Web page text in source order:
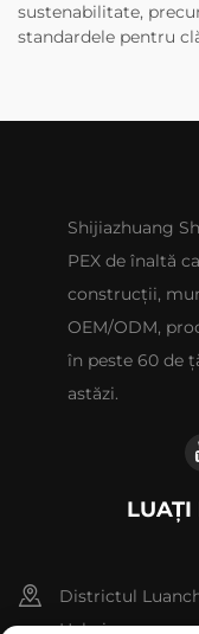
sustenabilitate,
standardele pentru
Shijiazhuang
PEX de înaltă
construcții,
OEM/ODM,
în peste 60 de
astăzi.
LUAȚI
Districtul
Hebei.